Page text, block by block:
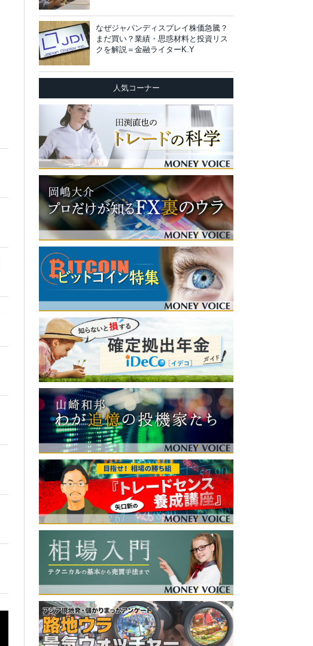
なぜジャパンディスプレイ株価急騰？
まだ買い？業績・思惑材料と投資リス
クを解説＝金融ライターK.Y
人気コーナー